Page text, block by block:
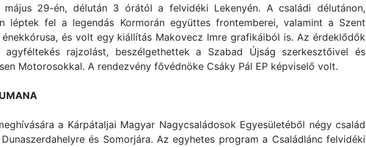
május 29-én, délután 3 órától a felvidéki Lekenyén. A családi délutánon,
léptek fel a legendás Kormorán együttes frontemberei, valamint a Szent
és volt egy kiállítás Makovecz Imre grafikáiból is. Az érdeklődők
rajzolást, beszélgethettek a Szabad Újság szerkesztőivel és
Motorosokkal. A rendezvény fővédnöke Csáky Pál EP képviselő volt.
a Kárpátaljai Magyar Nagycsaládosok Egyesületéből négy család
és Somorjára. Az egyhetes program a Családlánc felvidéki